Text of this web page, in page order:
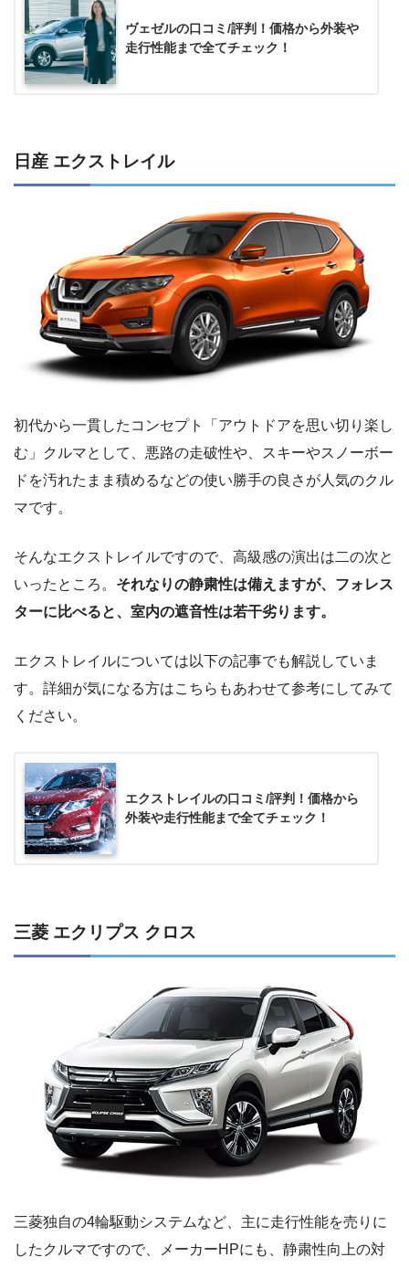
ヴェゼルの口コミ/評判！価格から外装や
走行性能まで全てチェック！
日産 エクストレイル
初代から一貫したコンセプト「アウトドアを思い切り楽し
む」クルマとして、悪路の走破性や、スキーやスノーボー
ドを汚れたまま積めるなどの使い勝手の良さが人気のクル
マです。
そんなエクストレイルですので、高級感の演出は二の次と
いったところ。 それなりの静粛性は備えますが、フォレス
ターに比べると、室内の遮音性は若干劣ります。
エクストレイルについては以下の記事でも解説していま
す。詳細が気になる方はこちらもあわせて参考にしてみて
ください。
エクストレイルの口コミ/評判！価格から
外装や走行性能まで全てチェック！
三菱 エクリプス クロス
三菱独自の4輪駆動システムなど、主に走行性能を売りに
したクルマですので、メーカーHPにも、静粛性向上の対